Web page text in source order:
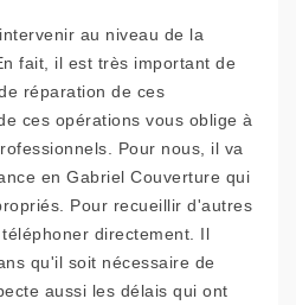
au niveau de la
fait, il est très important de
réparation de ces
ces opérations vous oblige à
Pour nous, il va
en Gabriel Couverture qui
Pour recueillir d'autres
directement. Il
qu'il soit nécessaire de
aussi les délais qui ont